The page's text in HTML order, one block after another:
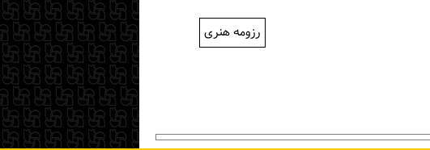
رزومه هنری